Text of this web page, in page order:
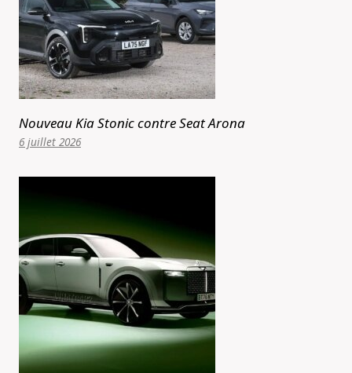
Nouveau Kia Stonic contre Seat Arona
6 juillet 2026